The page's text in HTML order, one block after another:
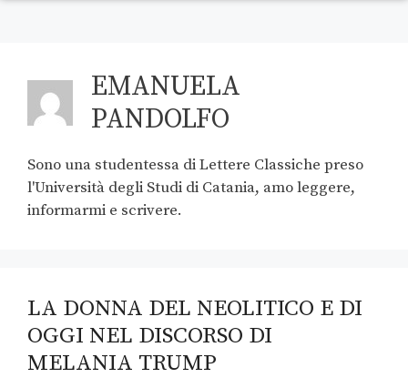
EMANUELA
PANDOLFO
Sono una studentessa di Lettere Classiche preso
l'Università degli Studi di Catania, amo leggere,
informarmi e scrivere.
LA DONNA DEL NEOLITICO E DI
OGGI NEL DISCORSO DI
MELANIA TRUMP